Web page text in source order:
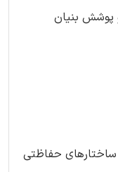
پوشش بنیان
ساختارهای حفاظتی